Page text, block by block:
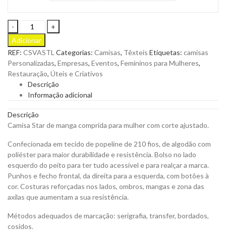
Camisa
Star
de
Manga
Comprida
para
Mulher
com
Ajustado
para
Personalizar
quantity
Adicionar
REF: CSVASTL Categorias: Camisas, Têxteis Etiquetas: camisas
Personalizadas, Empresas, Eventos, Femininos para Mulheres,
Restauração, Úteis e Criativos
Descrição
Informação adicional
Descrição
Camisa Star de manga comprida para mulher com corte ajustado.
Confecionada em tecido de popeline de 210 fios, de algodão com
poliéster para maior durabilidade e resistência. Bolso no lado
esquerdo do peito para ter tudo acessível e para realçar a marca.
Punhos e fecho frontal, da direita para a esquerda, com botões à
cor. Costuras reforçadas nos lados, ombros, mangas e zona das
axilas que aumentam a sua resistência.
Métodos adequados de marcação: serigrafia, transfer, bordados,
cosidos.